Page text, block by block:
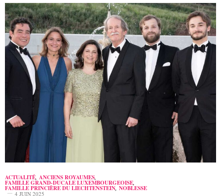
ACTUALITÉ, ANCIENS ROYAUMES,
FAMILLE GRAND-DUCALE LUXEMBOURGEOISE,
FAMILLE PRINCIÈRE DU LIECHTENSTEIN, NOBLESSE
4 JUIN 2025